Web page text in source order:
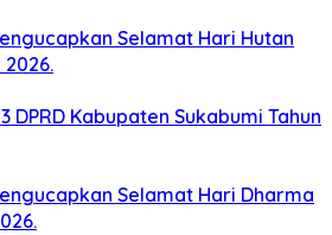
Selamat Hari Hutan
DPRD Kabupaten Sukabumi Tahun
Selamat Hari Dharma